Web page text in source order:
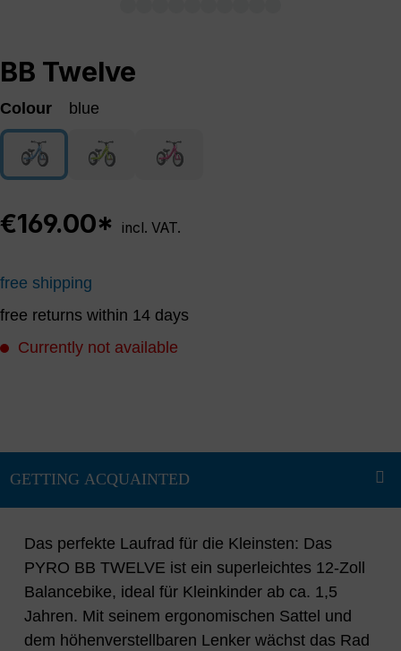
BB Twelve
Colour blue
blue
(This option is currently unavailable.)
green
(This option is currently unavailable.)
magenta
(This option is currently unavailable.)
€169.00* incl. VAT.
free shipping
free returns within 14 days
Currently not available
Das perfekte Laufrad für die Kleinsten: Das
PYRO BB TWELVE ist ein superleichtes 12-Zoll
Balancebike, ideal für Kleinkinder ab ca. 1,5
Jahren. Mit seinem ergonomischen Sattel und
dem höhenverstellbaren Lenker wächst das Rad